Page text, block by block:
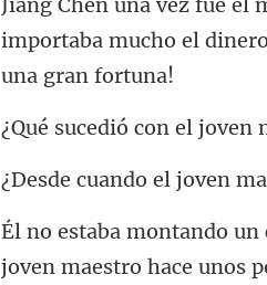
importaba mucho el
l joven
oven
joven maestro hace unos